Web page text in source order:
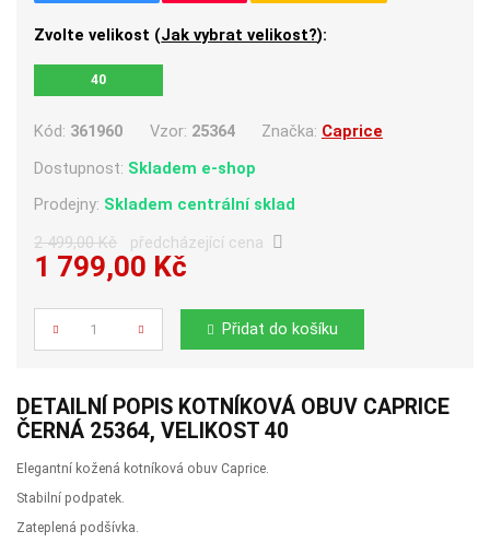
Zvolte velikost (Jak vybrat velikost?):
40
Kód: 361960 Vzor: 25364 Značka: Caprice
Dostupnost: Skladem e-shop
Prodejny: Skladem centrální sklad
2 499,00 Kč předcházející cena
1 799,00 Kč
Počet
Přidat do košíku
DETAILNÍ POPIS KOTNÍKOVÁ OBUV CAPRICE
ČERNÁ 25364, VELIKOST 40
Elegantní kožená kotníková obuv Caprice.
Stabilní podpatek.
Zateplená podšívka.